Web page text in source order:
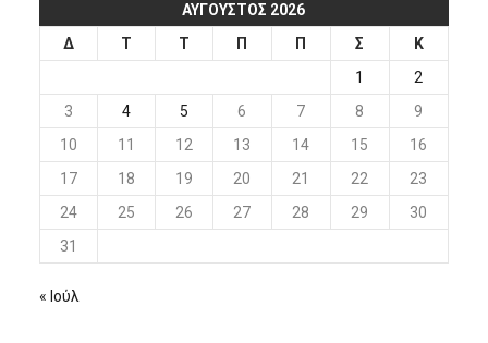
ΑΎΓΟΥΣΤΟΣ 2026
Δ
Τ Τ Π Π Σ
Κ
1
2
3
4 5 6 7 8
9
10
11 12 13 14 15
16
17
18 19 20 21 22
23
24
25 26 27 28 29
30
31
« Ιούλ